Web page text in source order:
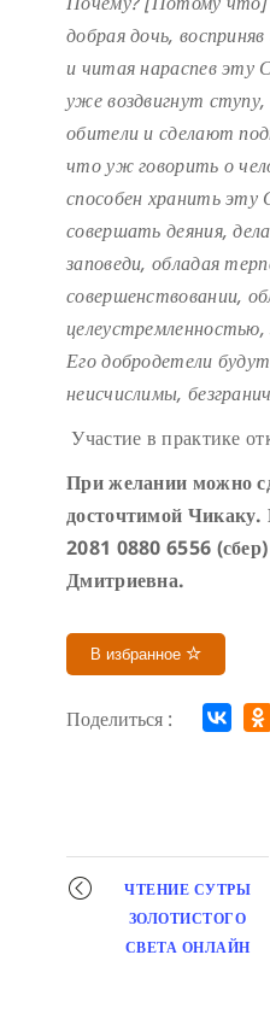
добрая дочь,
и читая нараспев
уже воздвигнут
обители и сделают
что уж говорить о
способен хранить
совершать деяния,
заповеди, обладая
совершенствовании,
Его добродетели
неисчислимы,
Участие в практике
При желании можно
досточтимой
2081 0880 6556
Дмитриевна.
В избранное
Поделиться :
ЧТЕНИЕ СУТРЫ
ЗОЛОТИСТОГО
СВЕТА ОНЛАЙН